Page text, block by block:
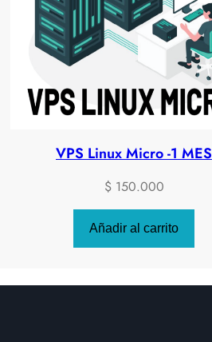
VPS Linux Micro -1 MES
$150.000
Añadir al carrito